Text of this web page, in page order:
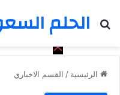
الحلم
بحث عن
الرئيسية / القسم الاخباري